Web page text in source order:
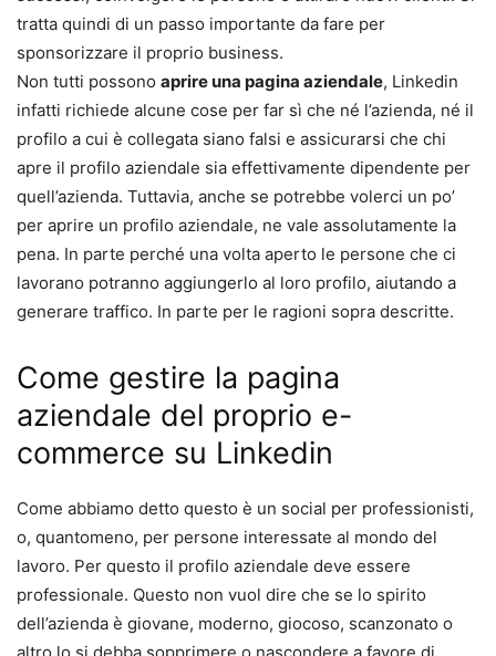
tratta quindi di un passo importante da fare per
sponsorizzare il proprio business.
Non tutti possono aprire una pagina aziendale, Linkedin
infatti richiede alcune cose per far sì che né l’azienda, né il
profilo a cui è collegata siano falsi e assicurarsi che chi
apre il profilo aziendale sia effettivamente dipendente per
quell’azienda. Tuttavia, anche se potrebbe volerci un po’
per aprire un profilo aziendale, ne vale assolutamente la
pena. In parte perché una volta aperto le persone che ci
lavorano potranno aggiungerlo al loro profilo, aiutando a
generare traffico. In parte per le ragioni sopra descritte.
Come gestire la pagina
aziendale del proprio e-
commerce su Linkedin
Come abbiamo detto questo è un social per professionisti,
o, quantomeno, per persone interessate al mondo del
lavoro. Per questo il profilo aziendale deve essere
professionale. Questo non vuol dire che se lo spirito
dell’azienda è giovane, moderno, giocoso, scanzonato o